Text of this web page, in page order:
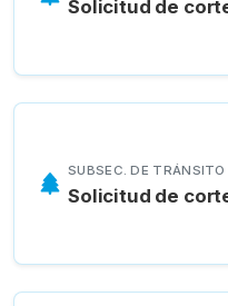
Solicitud de
SUBSEC. DE
Solicitud de